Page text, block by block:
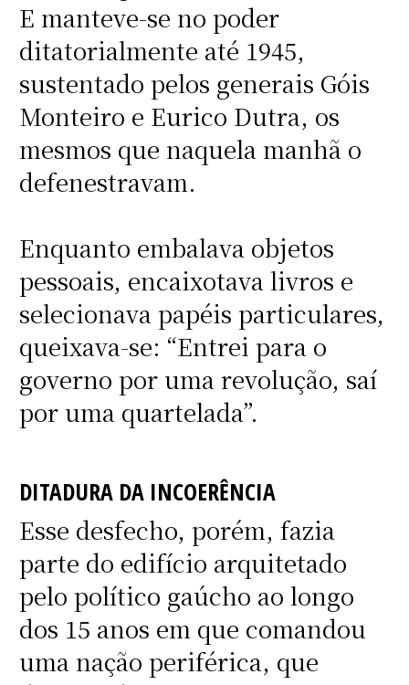
E manteve-se no poder
ditatorialmente até 1945,
sustentado pelos generais Góis
Monteiro e Eurico Dutra, os
mesmos que naquela manhã o
defenestravam.
Enquanto embalava objetos
pessoais, encaixotava livros e
selecionava papéis particulares,
queixava-se: “Entrei para o
governo por uma revolução, saí
por uma quartelada”.
DITADURA DA INCOERÊNCIA
Esse desfecho, porém, fazia
parte do edifício arquitetado
pelo político gaúcho ao longo
dos 15 anos em que comandou
uma nação periférica, que